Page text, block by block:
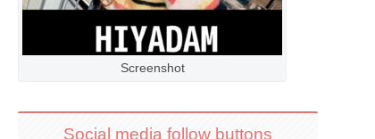
Screenshot
Social media follow buttons